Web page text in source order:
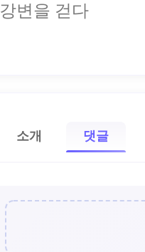
강변을 걷다
소개 댓글